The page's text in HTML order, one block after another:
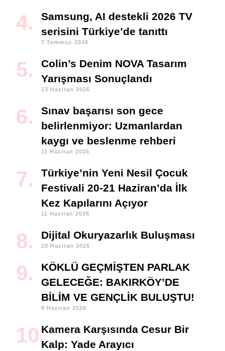
Samsung, AI destekli 2026 TV
serisini Türkiye’de tanıttı
7 Temmuz 2026
Colin’s Denim NOVA Tasarım
Yarışması Sonuçlandı
13 Haziran 2026
Sınav başarısı son gece
belirlenmiyor: Uzmanlardan
kaygı ve beslenme rehberi
11 Haziran 2026
Türkiye’nin Yeni Nesil Çocuk
Festivali 20-21 Haziran’da İlk
Kez Kapılarını Açıyor
11 Haziran 2026
Dijital Okuryazarlık Buluşması
10 Haziran 2026
KÖKLÜ GEÇMİŞTEN PARLAK
GELECEĞE: BAKIRKÖY’DE
BİLİM VE GENÇLİK BULUŞTU!
9 Haziran 2026
Kamera Karşısında Cesur Bir
Kalp: Yade Arayıcı